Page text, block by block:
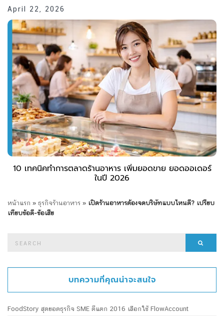
April 22, 2026
10 เทคนิคทำการตลาดร้านอาหาร เพิ่มยอดขาย ยอดออเดอร์
ในปี 2026
หน้าแรก » ธุรกิจร้านอาหาร » เปิดร้านอาหารต้องจดบริษัทแบบไหนดี? เปรียบ
เทียบข้อดี-ข้อเสีย
บทความที่คุณน่าจะสนใจ
FoodStory สุดยอดธุรกิจ SME ตีแตก 2016 เลือกใช้ FlowAccount